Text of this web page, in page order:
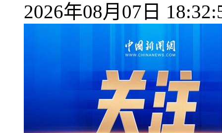
2026年08月07日